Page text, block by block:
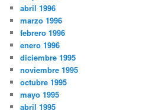
abril 1996
marzo 1996
febrero 1996
enero 1996
diciembre 1995
noviembre 1995
octubre 1995
mayo 1995
abril 1995